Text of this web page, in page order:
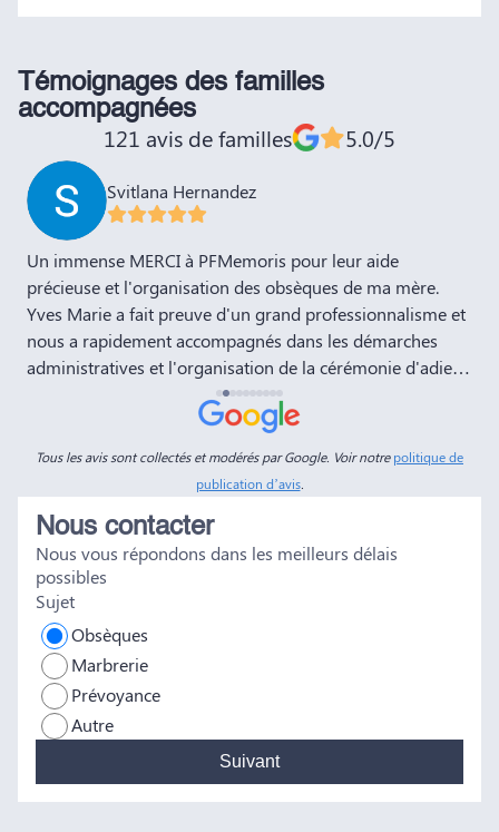
Témoignages des familles
accompagnées
121 avis de familles 5.0/5
Svitlana Hernandez
Un immense MERCI à PFMemoris pour leur aide
précieuse et l'organisation des obsèques de ma mère.
Yves Marie a fait preuve d'un grand professionnalisme et
nous a rapidement accompagnés dans les démarches
administratives et l'organisation de la cérémonie d'adieu.
Nous souhaitons à votre entreprise prospérité et succès
et la recommandons vivement à tous nos amis et
connaissances. Dans ces moments de deuil, des
personnes comme Yves Marie et Dimitry sont d'un grand
réconfort, et c'est un véritable soulagement de savoir que
tout a été fait dans les règles. Tous nos vœux de réussite à
vous et à vos futurs clients. Cordialement famille
HERNANDEZ
Tous les avis sont collectés et modérés par Google. Voir notrepolitique de
publication d’avis.
Nous contacter
Nous vous répondons dans les meilleurs délais
possibles
Sujet
Obsèques
Marbrerie
Prévoyance
Autre
Suivant